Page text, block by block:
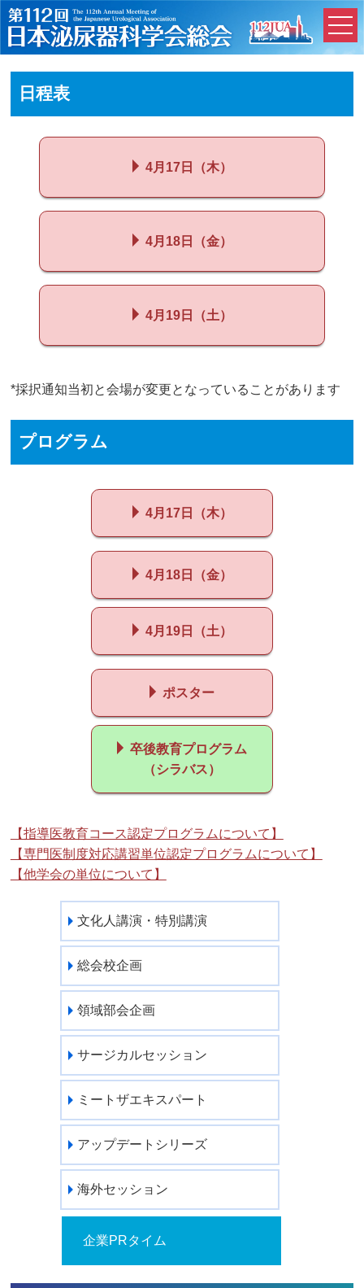
日程表
4月17日（木）
4月18日（金）
4月19日（土）
*採択通知当初と会場が変更となっていることがあります
プログラム
4月17日（木）
4月18日（金）
4月19日（土）
ポスター
卒後教育プログラム
（シラバス）
【指導医教育コース認定プログラムについて】
【専門医制度対応講習単位認定プログラムについて】
【他学会の単位について】
文化人講演・特別講演
総会校企画
領域部会企画
サージカルセッション
ミートザエキスパート
アップデートシリーズ
海外セッション
企業PRタイム